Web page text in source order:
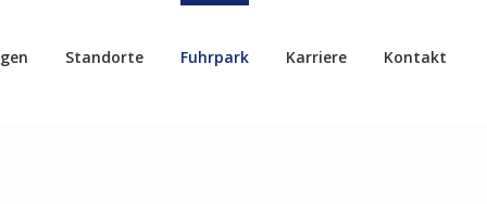
Standorte Fuhrpark Karriere Kontakt